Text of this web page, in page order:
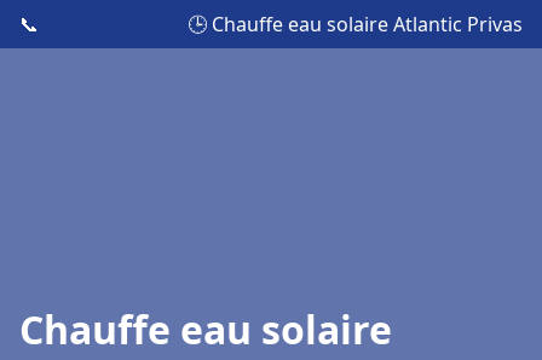
📞 🕒 Chauffe eau solaire Atlantic Privas
Chauffe eau solaire